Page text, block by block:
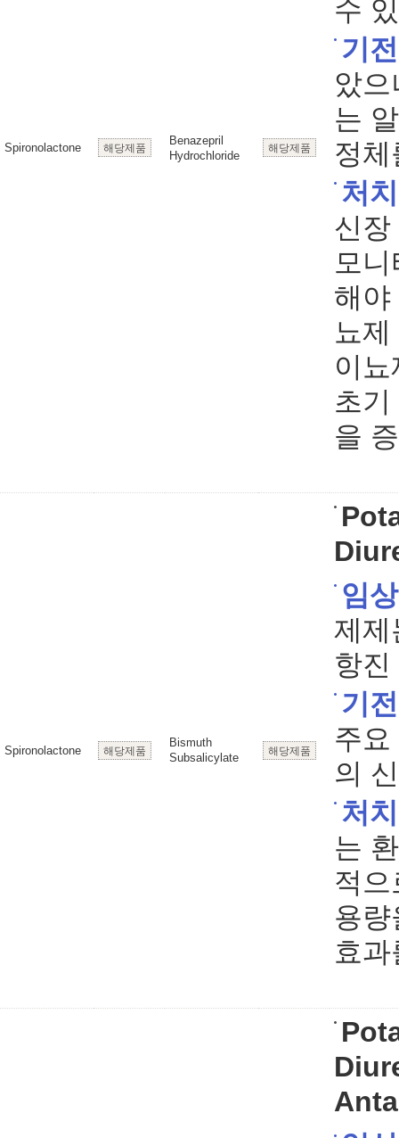
Spironolactone 해당제품
Benazepril
Hydrochloride
해당제품
수
기전
았
는
정
처치
신장
모
해야
뇨
이
초
을
Spironolactone 해당제품
Bismuth
Subsalicylate
해당제품
임
제제
항
기전
주
의
처치
는
적
용
효